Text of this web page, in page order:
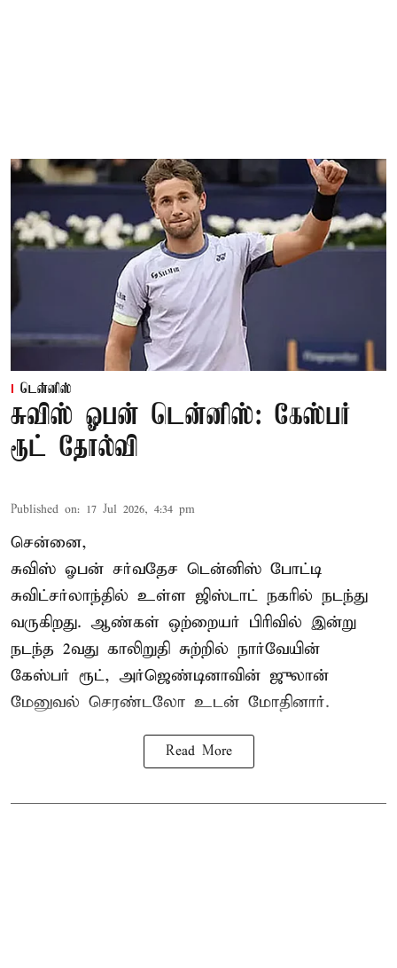
டென்னிஸ்
சுவிஸ் ஓபன் டென்னிஸ்: கேஸ்பர்
ரூட் தோல்வி
Published on: 17 Jul 2026, 4:34 pm
சென்னை,
சுவிஸ் ஓபன் சர்வதேச டென்னிஸ் போட்டி
சுவிட்சர்லாந்தில் உள்ள ஜிஸ்டாட் நகரில் நடந்து
வருகிறது. ஆண்கள் ஒற்றையர் பிரிவில் இன்று
நடந்த 2வது காலிறுதி சுற்றில் நார்வேயின்
கேஸ்பர் ரூட், அர்ஜெண்டினாவின் ஜுலான்
மேனுவல் செரண்டலோ உடன் மோதினார்.
Read More